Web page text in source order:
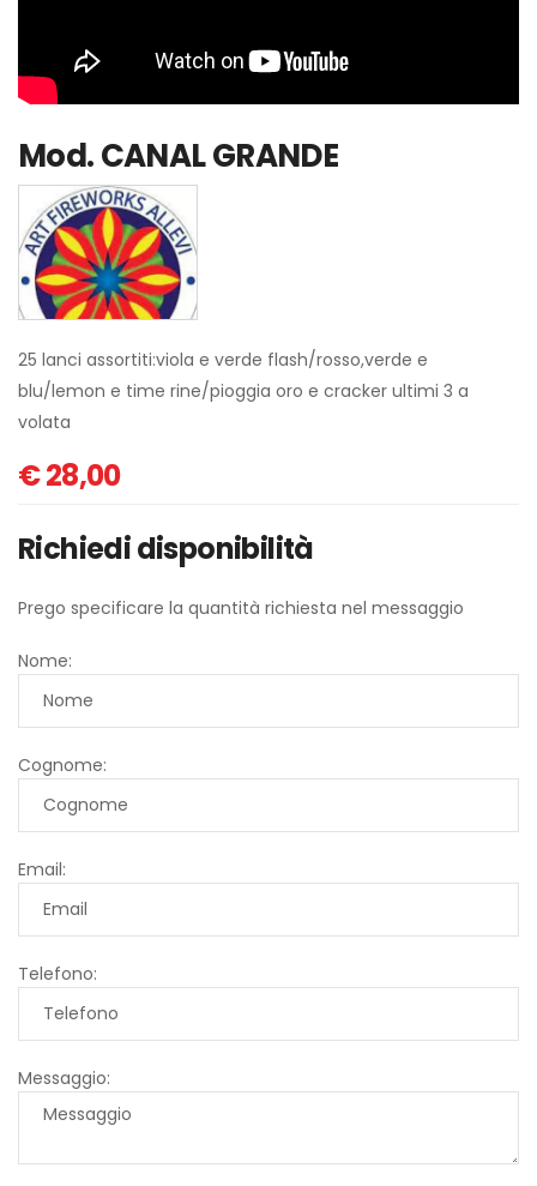
Mod.CANAL GRANDE
25 lanci assortiti:viola e verde flash/rosso,verde e
blu/lemon e time rine/pioggia oro e cracker ultimi 3 a
volata
€28,00
Richiedi disponibilità
Prego specificare la quantità richiesta nel messaggio
Nome:
Cognome:
Email:
Telefono:
Messaggio: